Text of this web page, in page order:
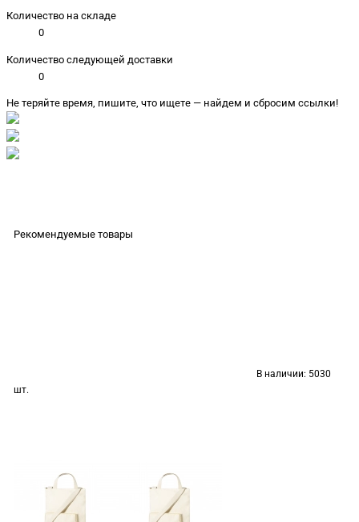
Количество на складе
0
Количество следующей доставки
0
Не теряйте время, пишите, что ищете — найдем и сбросим ссылки!
Рекомендуемые товары
В наличии: 5030
шт.